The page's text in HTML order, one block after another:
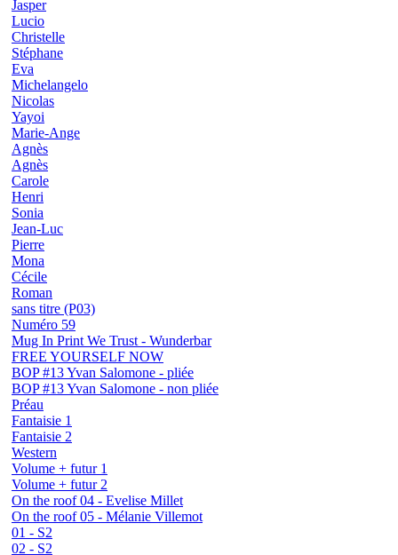
Jasper
Lucio
Christelle
Stéphane
Eva
Michelangelo
Nicolas
Yayoi
Marie-Ange
Agnès
Agnès
Carole
Henri
Sonia
Jean-Luc
Pierre
Mona
Cécile
Roman
sans titre (P03)
Numéro 59
Mug In Print We Trust - Wunderbar
FREE YOURSELF NOW
BOP #13 Yvan Salomone - pliée
BOP #13 Yvan Salomone - non pliée
Préau
Fantaisie 1
Fantaisie 2
Western
Volume + futur 1
Volume + futur 2
On the roof 04 - Evelise Millet
On the roof 05 - Mélanie Villemot
01 - S2
02 - S2